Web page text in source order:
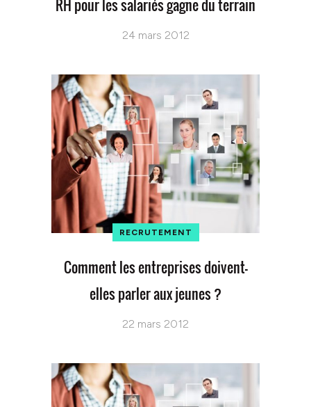
RH pour les salariés gagne du terrain
24 mars 2012
RECRUTEMENT
Comment les entreprises doivent-
elles parler aux jeunes ?
22 mars 2012